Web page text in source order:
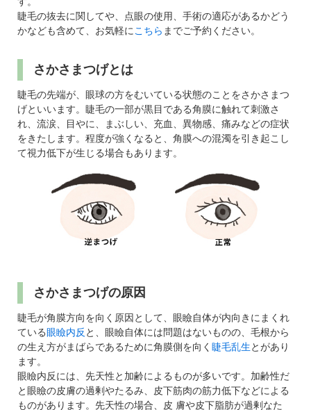
睫毛の抜去に関してや、点眼の使用、手術の適応があるかどう
かなども含めて、お気軽に こちら までご予約ください。
さかさまつげとは
睫毛の先端が、眼球の方をむいている状態のことをさかさまつ
げといいます。睫毛の一部が黒目である角膜に触れて刺激さ
れ、流涙、目やに、まぶしい、充血、異物感、痛みなどの症状
をきたします。程度が強くなると、角膜への混濁を引き起こし
て視力低下が生じる場合もあります。
さかさまつげの原因
睫毛が角膜方向を向く原因として、眼瞼自体が内向きにまくれ
ている眼瞼内反 と、眼瞼自体には問題はないものの、毛根から
の生え方がまばらであるために角膜側を向く 睫毛乱生とがあり
ます。
眼瞼内反には、先天性と加齢によるものが多いです。加齢性だ
と眼瞼の皮膚の過剰やたるみ、皮下筋肉の筋力低下などによる
ものがあります。先天性の場合、皮 膚や皮下脂肪が過剰なた